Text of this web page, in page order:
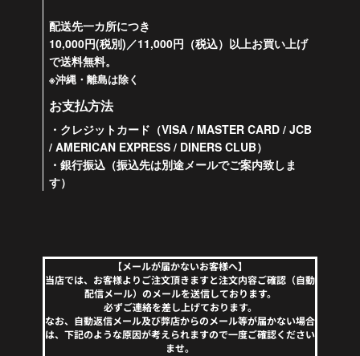
配送先一カ所につき
10,000円(税別)／11,000円（税込）以上お買い上げ
で送料無料。
※沖縄・離島は除く
お支払方法
・クレジットカード（VISA / MASTER CARD / JCB
/ AMERICAN EXPRESS / DINERS CLUB）
・銀行振込（振込先は別途メールでご案内致しま
す）
【メールが届かないお客様へ】
当店では、お客様よりご注文頂きますと注文内容ご確認（自動
配信メール）のメールを送信しております。
必ずご連絡を差し上げております。
なお、自動返信メール及び弊店からのメール等が届かない場合
は、下記のような原因が考えられますので一度ご確認ください
ませ。